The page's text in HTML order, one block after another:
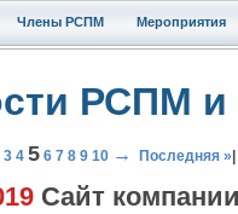
Члены РСПМ Мероприятия
РСПМ и
3 4 5 6 7 8 9 10 → Последняя »
Сайт